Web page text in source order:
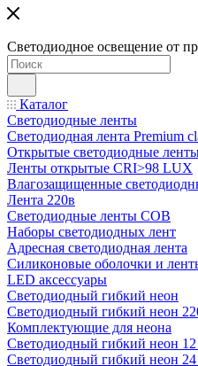
Светодиодное освещение от
Каталог
Светодиодные ленты
Светодиодная лента Premium
Открытые светодиодные
Ленты открытые CRI>98 LUX
Влагозащищенные
Лента 220в
Светодиодные ленты COB
Наборы светодиодных лент
Адресная светодиодная лента
Силиконовые оболочки и
LED аксессуары
Светодиодный гибкий неон
Светодиодный гибкий неон
Комплектующие для неона
Светодиодный гибкий неон 12
Светодиодный гибкий неон 24